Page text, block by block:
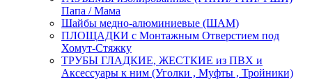
Папа / Мама
Шайбы медно-алюминиевые (ШАМ)
ПЛОЩАДКИ с Монтажным Отверстием под
Хомут-Стяжку
ТРУБЫ ГЛАДКИЕ, ЖЕСТКИЕ из ПВХ и
Аксессуары к ним (Уголки , Муфты , Тройники)